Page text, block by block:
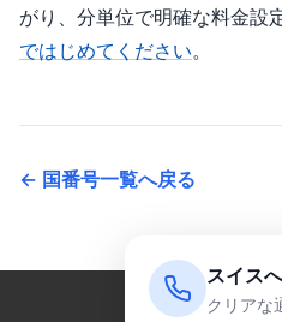
がり、分単位で明確な料金設
ではじめてください。
← 国番号一覧へ戻る
スイス
クリアな